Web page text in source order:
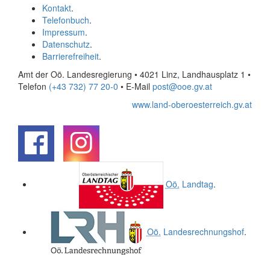
Kontakt.
Telefonbuch.
Impressum.
Datenschutz.
Barrierefreiheit.
Amt der Oö. Landesregierung • 4021 Linz, Landhausplatz 1 •
Telefon (+43 732) 77 20-0 • E-Mail post@ooe.gv.at
www.land-oberoesterreich.gv.at
Oö. Landtag.
Oö. Landesrechnungshof.